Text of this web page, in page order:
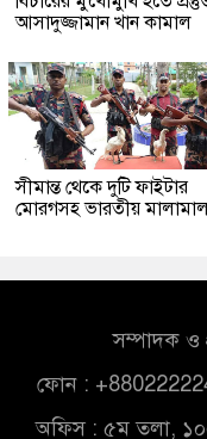
আসাদুজ্জামান খান কামাল
সীমান্ত থেকে দুটি ফাইটার
মোরগসহ ভারতীয়
সম্পাদক ও
ফোন :
অফিস : ৫ম তলা,